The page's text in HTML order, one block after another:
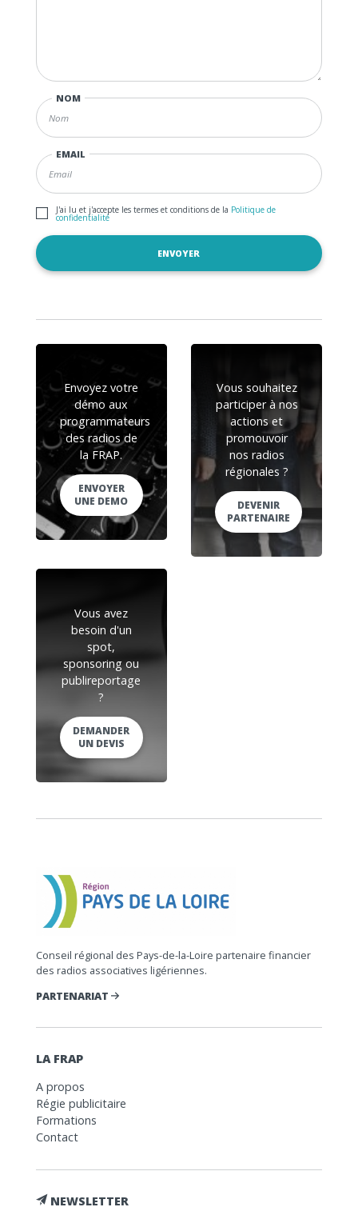
NOM
EMAIL
J'ai lu et j'accepte les termes et conditions de la Politique de
confidentialité
Envoyez votre
démo aux
programmateurs
des radios de
la FRAP.
ENVOYER
UNE DEMO
Vous souhaitez
participer à nos
actions et
promouvoir
nos radios
régionales ?
DEVENIR
PARTENAIRE
Vous avez
besoin d'un
spot,
sponsoring ou
publireportage
?
DEMANDER
UN DEVIS
Conseil régional des Pays-de-la-Loire partenaire financier
des radios associatives ligériennes.
PARTENARIAT
LA FRAP
A propos
Régie publicitaire
Formations
Contact
NEWSLETTER